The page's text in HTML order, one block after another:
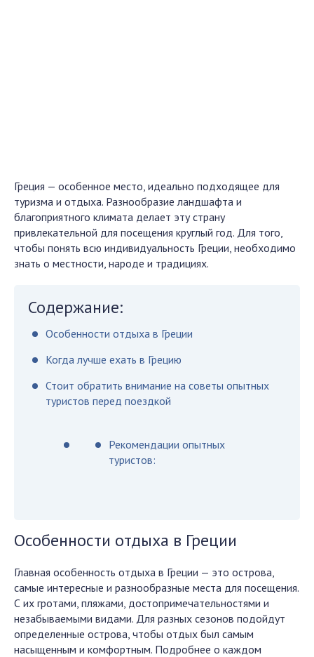
Греция — особенное место, идеально подходящее для
туризма и отдыха. Разнообразие ландшафта и
благоприятного климата делает эту страну
привлекательной для посещения круглый год. Для того,
чтобы понять всю индивидуальность Греции, необходимо
знать о местности, народе и традициях.
Содержание:
Особенности отдыха в Греции
Когда лучше ехать в Грецию
Стоит обратить внимание на советы опытных
туристов перед поездкой
Рекомендации опытных
туристов:
Особенности отдыха в Греции
Главная особенность отдыха в Греции — это острова,
самые интересные и разнообразные места для посещения.
С их гротами, пляжами, достопримечательностями и
незабываемыми видами. Для разных сезонов подойдут
определенные острова, чтобы отдых был самым
насыщенным и комфортным. Подробнее о каждом